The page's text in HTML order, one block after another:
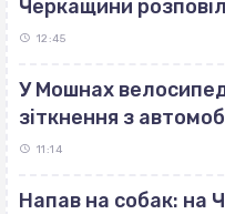
Черкащини
12:45
У Мошнах
зіткнення з
11:14
Напав на собак: на